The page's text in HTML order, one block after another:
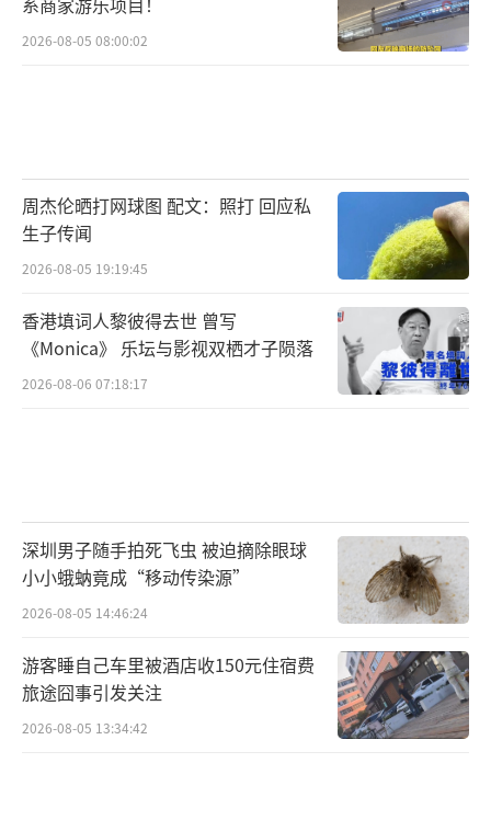
2026-08-05 08:00:02
周杰伦晒打网球图 配文：照打 回应私
生子传闻
2026-08-05 19:19:45
香港填词人黎彼得去世 曾写
《Monica》 乐坛与影视双栖才子陨落
2026-08-06 07:18:17
深圳男子随手拍死飞虫 被迫摘除眼球
小小蛾蚋竟成“移动传染源”
2026-08-05 14:46:24
游客睡自己车里被酒店收150元住宿费
旅途囧事引发关注
2026-08-05 13:34:42